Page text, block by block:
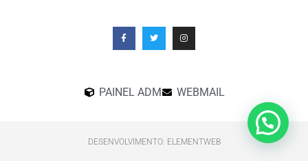
PAINEL ADM WEBMAIL
DESENVOLVIMENTO: ELEMENTWEB